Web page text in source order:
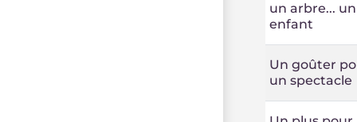
un arbre... un
enfant
Un goûter
un spectacle